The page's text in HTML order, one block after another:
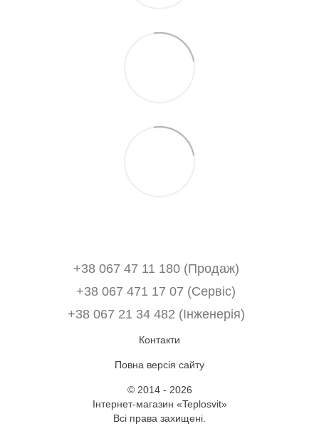
+38 067 47 11 180 (Продаж)
+38 067 471 17 07 (Сервіс)
‎+38 067 21 34 482 (Інженерія)
Контакти
Повна версія сайту
© 2014 - 2026
Інтернет-магазин «Teplosvit»
Всі права захищені.